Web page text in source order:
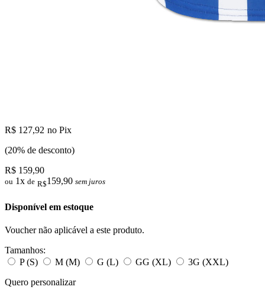
R$ 127,92 no Pix
(20% de desconto)
R$ 159,90
ou 1x de R$159,90 sem juros
Disponível em estoque
Voucher não aplicável a este produto.
Tamanhos:
P (S)
M (M) G (L) GG (XL)
3G (XXL)
Quero personalizar